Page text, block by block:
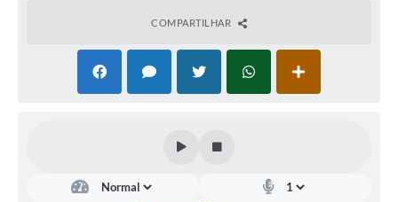
COMPARTILHAR